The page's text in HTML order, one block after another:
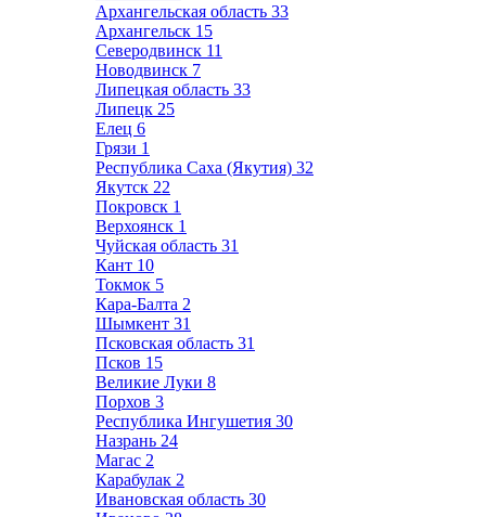
Архангельская область 33
Архангельск 15
Северодвинск 11
Новодвинск 7
Липецкая область 33
Липецк 25
Елец 6
Грязи 1
Республика Саха (Якутия) 32
Якутск 22
Покровск 1
Верхоянск 1
Чуйская область 31
Кант 10
Токмок 5
Кара-Балта 2
Шымкент 31
Псковская область 31
Псков 15
Великие Луки 8
Порхов 3
Республика Ингушетия 30
Назрань 24
Магас 2
Карабулак 2
Ивановская область 30